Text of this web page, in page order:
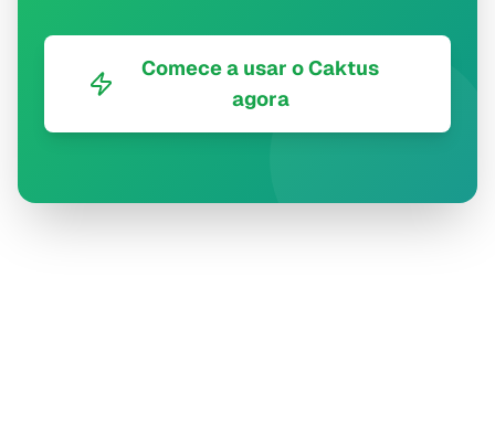
Comece a usar o Caktus
agora